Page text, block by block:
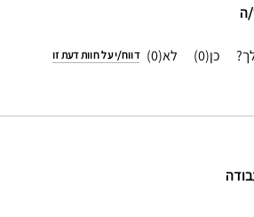
ה
0
0 דווח/י על חוות דעת זו